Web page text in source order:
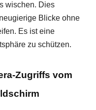
wischen. Dies
Blicke ohne
Es ist eine
zu schützen.
Zugriffs vom